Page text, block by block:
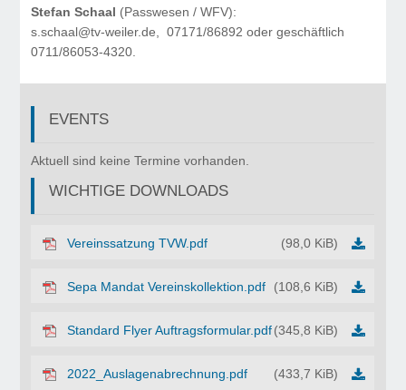
Stefan Schaal (Passwesen / WFV):
s.schaal@tv-weiler.de, 07171/86892 oder geschäftlich
0711/86053-4320.
EVENTS
Aktuell sind keine Termine vorhanden.
WICHTIGE DOWNLOADS
Vereinssatzung TVW.pdf (98,0 KiB)
Sepa Mandat Vereinskollektion.pdf (108,6 KiB)
Standard Flyer Auftragsformular.pdf(345,8 KiB)
2022_Auslagenabrechnung.pdf (433,7 KiB)